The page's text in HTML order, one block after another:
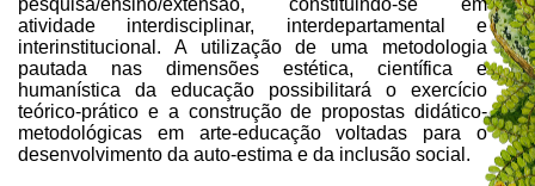
pesquisa/ensino/extensão, constituindo-se em
atividade interdisciplinar, interdepartamental e
interinstitucional. A utilização de uma metodologia
pautada nas dimensões estética, científica e
humanística da educação possibilitará o exercício
teórico-prático e a construção de propostas didático-
metodológicas em arte-educação voltadas para o
desenvolvimento da auto-estima e da inclusão social.